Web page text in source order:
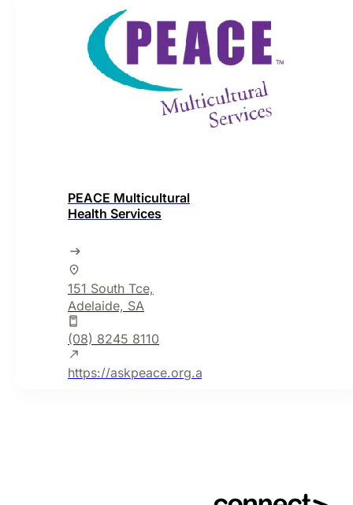
PEACE Multicultural
Health Services
151 South Tce,
Adelaide, SA
(08) 8245 8110
https://askpeace.org.au/